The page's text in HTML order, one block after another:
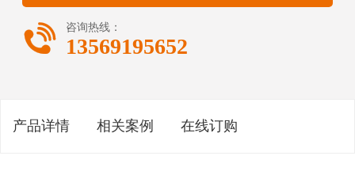
 咨询热线：
13569195652
产品详情 相关案例 在线订购